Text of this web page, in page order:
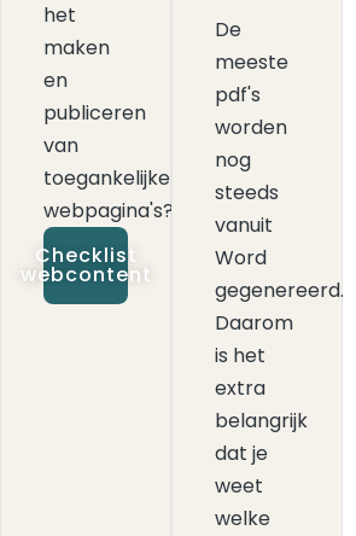
het
maken
en
publiceren
van
toegankelijke
webpagina's?
Checklist
webcontent
De
meeste
pdf's
worden
nog
steeds
vanuit
Word
gegenereerd.
Daarom
is het
extra
belangrijk
dat je
weet
welke